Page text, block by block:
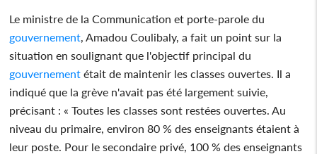
Le ministre de la Communication et porte-parole du
gouvernement, Amadou Coulibaly, a fait un point sur la
situation en soulignant que l'objectif principal du
gouvernement était de maintenir les classes ouvertes. Il a
indiqué que la grève n'avait pas été largement suivie,
précisant : « Toutes les classes sont restées ouvertes. Au
niveau du primaire, environ 80 % des enseignants étaient à
leur poste. Pour le secondaire privé, 100 % des enseignants